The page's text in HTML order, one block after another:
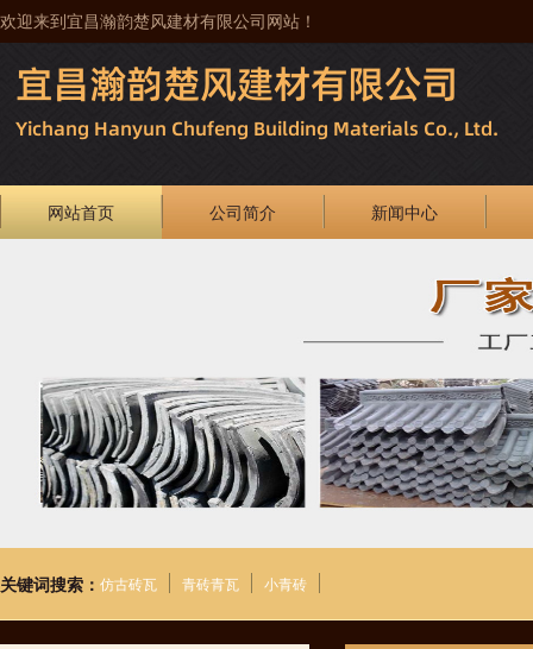
欢迎来到宜昌瀚韵楚风建材有限公司网站！
网站首页 公司简介 新闻中心
关键词搜索： 仿古砖瓦 青砖青瓦 小青砖